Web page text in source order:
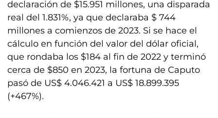
declaración de $15.951 millones, una disparada
real del 1.831%, ya que declaraba $ 744
millones a comienzos de 2023. Si se hace el
cálculo en función del valor del dólar oficial,
que rondaba los $184 al fin de 2022 y terminó
cerca de $850 en 2023, la fortuna de Caputo
pasó de US$ 4.046.421 a US$ 18.899.395
(+467%).